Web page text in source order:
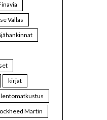
Vallas
kirjat
lentomatkustus
Martin